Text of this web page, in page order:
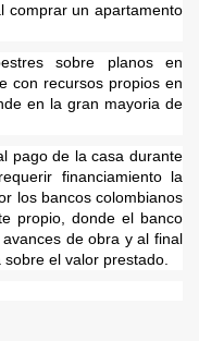
comprar un apartamento
sobre planos en
con recursos propios en
en la gran mayoria de
pago de la casa durante
financiamiento la
los bancos colombianos
propio, donde el banco
de obra y al final
el valor prestado.